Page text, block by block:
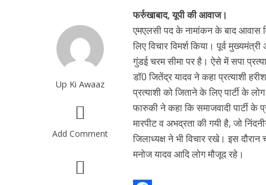
Up Ki Awaaz
Add Comment
फर्रुखाबाद, यूपी की आवाज।
एमएलसी पद के नामांकन के बाद आवास
लिए विचार विमर्श किया। पूर्व
गुंडई चरम सीमा पर है। ऐसे में सपा
डॉ0 जितेंद्र यादव ने कहा प्रत्याशी
प्रत्याशी को जिताने के लिए पार्टी के
फारुकी ने कहा कि समाजवादी पार्टी के
मारपीट व अभद्रता की गयी है, जो
जिलाध्यक्ष ने भी विचार रखे। इस
मनोज यादव आदि लोग मौजूद रहे।